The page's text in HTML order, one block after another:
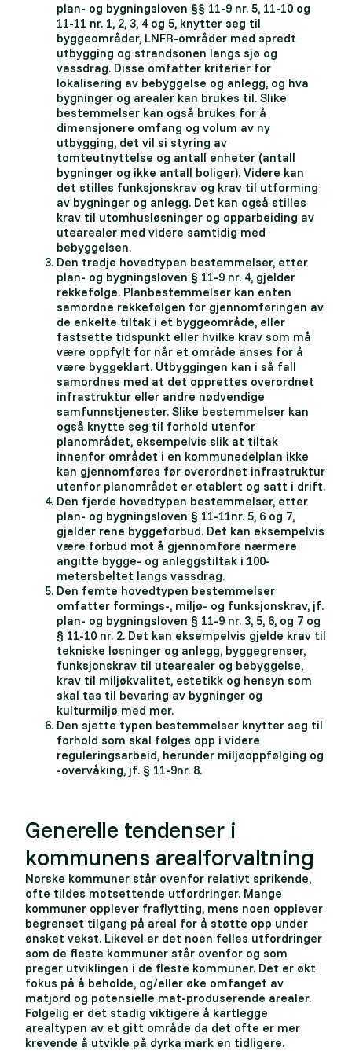
plan- og bygningsloven §§ 11-9 nr. 5, 11-10 og
11-11 nr. 1, 2, 3, 4 og 5, knytter seg til
byggeområder, LNFR-områder med spredt
utbygging og strandsonen langs sjø og
vassdrag. Disse omfatter kriterier for
lokalisering av bebyggelse og anlegg, og hva
bygninger og arealer kan brukes til. Slike
bestemmelser kan også brukes for å
dimensjonere omfang og volum av ny
utbygging, det vil si styring av
tomteutnyttelse og antall enheter (antall
bygninger og ikke antall boliger). Videre kan
det stilles funksjonskrav og krav til utforming
av bygninger og anlegg. Det kan også stilles
krav til utomhusløsninger og opparbeiding av
utearealer med videre samtidig med
bebyggelsen.
Den tredje hovedtypen bestemmelser, etter
plan- og bygningsloven § 11-9 nr. 4, gjelder
rekkefølge. Planbestemmelser kan enten
samordne rekkefølgen for gjennomføringen av
de enkelte tiltak i et byggeområde, eller
fastsette tidspunkt eller hvilke krav som må
være oppfylt for når et område anses for å
være byggeklart. Utbyggingen kan i så fall
samordnes med at det opprettes overordnet
infrastruktur eller andre nødvendige
samfunnstjenester. Slike bestemmelser kan
også knytte seg til forhold utenfor
planområdet, eksempelvis slik at tiltak
innenfor området i en kommunedelplan ikke
kan gjennomføres før overordnet infrastruktur
utenfor planområdet er etablert og satt i drift.
Den fjerde hovedtypen bestemmelser, etter
plan- og bygningsloven § 11-11nr. 5, 6 og 7,
gjelder rene byggeforbud. Det kan eksempelvis
være forbud mot å gjennomføre nærmere
angitte bygge- og anleggstiltak i 100-
metersbeltet langs vassdrag.
Den femte hovedtypen bestemmelser
omfatter formings-, miljø- og funksjonskrav, jf.
plan- og bygningsloven § 11-9 nr. 3, 5, 6, og 7 og
§ 11-10 nr. 2. Det kan eksempelvis gjelde krav til
tekniske løsninger og anlegg, byggegrenser,
funksjonskrav til utearealer og bebyggelse,
krav til miljøkvalitet, estetikk og hensyn som
skal tas til bevaring av bygninger og
kulturmiljø med mer.
Den sjette typen bestemmelser knytter seg til
forhold som skal følges opp i videre
reguleringsarbeid, herunder miljøoppfølging og
-overvåking, jf. § 11-9nr. 8.
Generelle tendenser i
kommunens arealforvaltning
Norske kommuner står ovenfor relativt sprikende,
ofte tildes motsettende utfordringer. Mange
kommuner opplever fraflytting, mens noen opplever
begrenset tilgang på areal for å støtte opp under
ønsket vekst. Likevel er det noen felles utfordringer
som de fleste kommuner står ovenfor og som
preger utviklingen i de fleste kommuner. Det er økt
fokus på å beholde, og/eller øke omfanget av
matjord og potensielle mat-produserende arealer.
Følgelig er det stadig viktigere å kartlegge
arealtypen av et gitt område da det ofte er mer
krevende å utvikle på dyrka mark en tidligere.